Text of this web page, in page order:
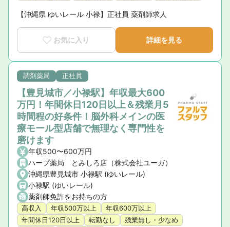
【沖縄県 ゆいレール 小禄】正社員 薬剤師求人
お気に入り 詳細を見る
調剤薬局 正社員
【豊見城市／小禄駅】年収最大600
万円！年間休日120日以上＆残業月5
時間程の好条件！脳外科メインの医
療モール型店舗で無理なく専門性を
磨けます
年収500〜600万円
ハープ薬局 とみしろ店（株式会社ユーガ）
沖縄県豊見城市 小禄駅 (ゆいレール)
小禄駅 (ゆいレール)
薬剤師免許をお持ちの方
高収入 年収500万以上
年収600万以上
年間休日120日以上
転勤なし
残業無し・少なめ